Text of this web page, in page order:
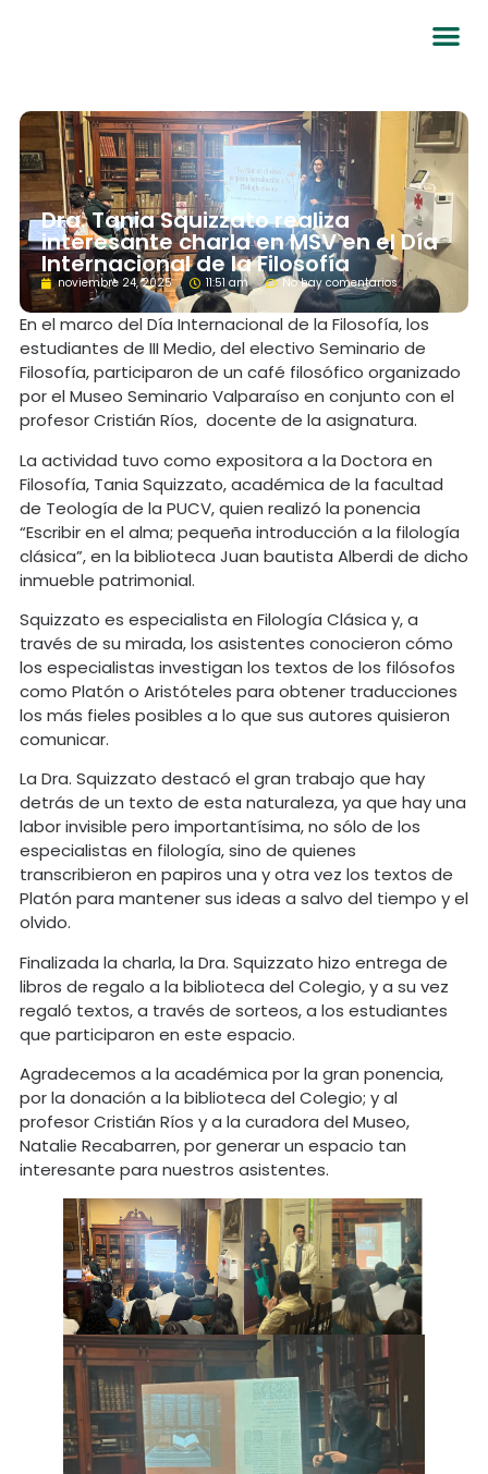
Dra. Tania Squizzato realiza
interesante charla en MSV en el Día
Internacional de la Filosofía
noviembre 24, 2025 11:51 am No hay comentarios
En el marco del Día Internacional de la Filosofía, los
estudiantes de III Medio, del electivo Seminario de
Filosofía, participaron de un café filosófico organizado
por el Museo Seminario Valparaíso en conjunto con el
profesor Cristián Ríos, docente de la asignatura.
La actividad tuvo como expositora a la Doctora en
Filosofía, Tania Squizzato, académica de la facultad
de Teología de la PUCV, quien realizó la ponencia
“Escribir en el alma; pequeña introducción a la filología
clásica”, en la biblioteca Juan bautista Alberdi de dicho
inmueble patrimonial.
Squizzato es especialista en Filología Clásica y, a
través de su mirada, los asistentes conocieron cómo
los especialistas investigan los textos de los filósofos
como Platón o Aristóteles para obtener traducciones
los más fieles posibles a lo que sus autores quisieron
comunicar.
La Dra. Squizzato destacó el gran trabajo que hay
detrás de un texto de esta naturaleza, ya que hay una
labor invisible pero importantísima, no sólo de los
especialistas en filología, sino de quienes
transcribieron en papiros una y otra vez los textos de
Platón para mantener sus ideas a salvo del tiempo y el
olvido.
Finalizada la charla, la Dra. Squizzato hizo entrega de
libros de regalo a la biblioteca del Colegio, y a su vez
regaló textos, a través de sorteos, a los estudiantes
que participaron en este espacio.
Agradecemos a la académica por la gran ponencia,
por la donación a la biblioteca del Colegio; y al
profesor Cristián Ríos y a la curadora del Museo,
Natalie Recabarren, por generar un espacio tan
interesante para nuestros asistentes.